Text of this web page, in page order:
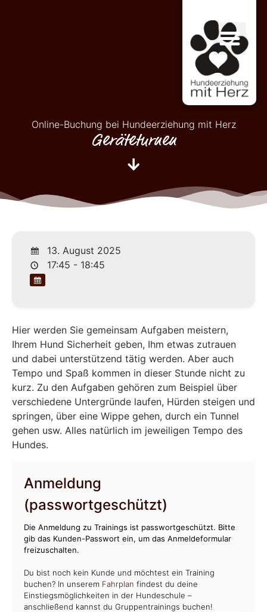
Online-Buchung bei Hundeerziehung mit Herz
Geräteturnen
13. August 2025
17:45 - 18:45
Hier werden Sie gemeinsam Aufgaben meistern,
Ihrem Hund Sicherheit geben, Ihm etwas zutrauen
und dabei unterstützend tätig werden. Aber auch
Tempo und Spaß kommen in dieser Stunde nicht zu
kurz. Zu den Aufgaben gehören zum Beispiel über
verschiedene Untergründe laufen, Hürden steigen und
springen, über eine Wippe gehen, durch ein Tunnel
gehen usw. Alles natürlich im jeweiligen Tempo des
Hundes.
Anmeldung
(passwortgeschützt)
Die Anmeldung zu Trainings ist passwortgeschützt. Bitte
gib das Kunden-Passwort ein, um das Anmeldeformular
freizuschalten.
Du bist noch kein Kunde und möchtest ein Training
buchen? In unserem Fahrplan findest du deine
Einstiegsmöglichkeiten in der Hundeschule –
anschließend kannst du Gruppentrainings buchen!